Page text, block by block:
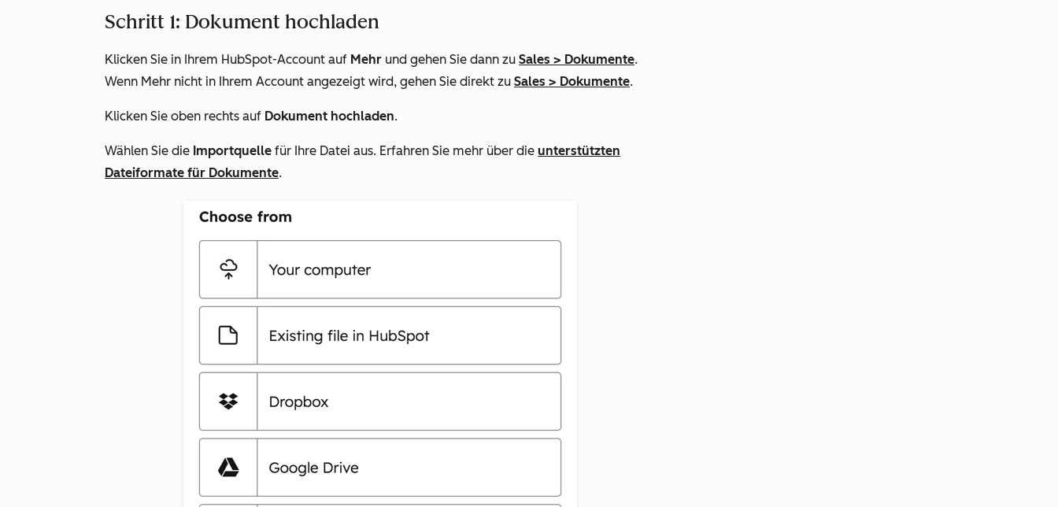
Schritt 1: Dokument hochladen
Klicken Sie in Ihrem HubSpot-Account auf Mehr und gehen Sie dann zu Sales > Dokumente.
Wenn Mehr nicht in Ihrem Account angezeigt wird, gehen Sie direkt zu Sales > Dokumente.
Klicken Sie oben rechts auf Dokument hochladen.
Wählen Sie die Importquelle für Ihre Datei aus. Erfahren Sie mehr über die unterstützten
Dateiformate für Dokumente.